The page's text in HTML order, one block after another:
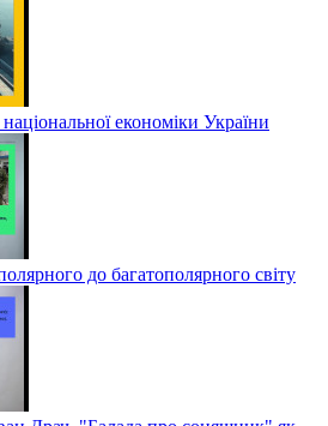
економіки України
до багатополярного світу